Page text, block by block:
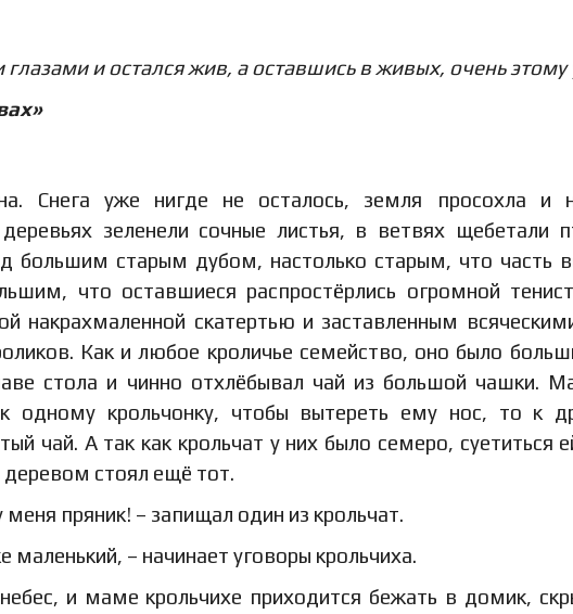
глазами и остался жив, а оставшись в живых, очень этому
Снега уже нигде не осталось, земля просохла и
зеленели сочные листья, в ветвях щебетали
старым дубом, настолько старым, что часть
что оставшиеся распростёрлись огромной
накрахмаленной скатертью и заставленным
Как и любое кроличье семейство, оно было
стола и чинно отхлёбывал чай из большой чашки.
одному крольчонку, чтобы вытереть ему нос, то к
чай. А так как крольчат у них было семеро, суетиться
стоял ещё тот.
пряник! – запищал один из крольчат.
маленький, – начинает уговоры крольчиха.
и маме крольчихе приходится бежать в домик,